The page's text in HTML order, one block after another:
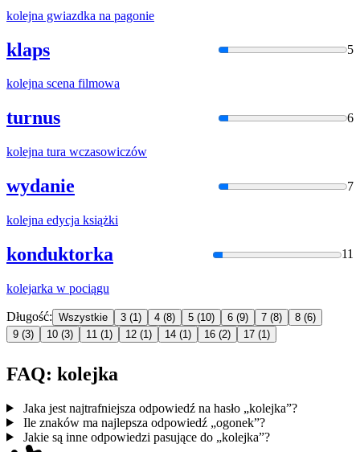
kolejna gwiazdka na pagonie
klaps 5
kolejna scena filmowa
turnus 6
kolejna tura wczasowiczów
wydanie 7
kolejna edycja książki
konduktorka 11
kolejarka w pociągu
Długość: Wszystkie 3 (1) 4 (8) 5 (10) 6 (9) 7 (8) 8 (6)
9 (3) 10 (3) 11 (1) 12 (1) 14 (1) 16 (2) 17 (1)
FAQ: kolejka
Jaka jest najtrafniejsza odpowiedź na hasło „kolejka”?
Ile znaków ma najlepsza odpowiedź „ogonek”?
Jakie są inne odpowiedzi pasujące do „kolejka”?